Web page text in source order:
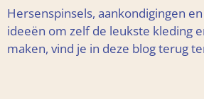
Hersenspinsels, aankondigingen
ideeën om zelf de leukste kleding
maken, vind je in deze blog terug